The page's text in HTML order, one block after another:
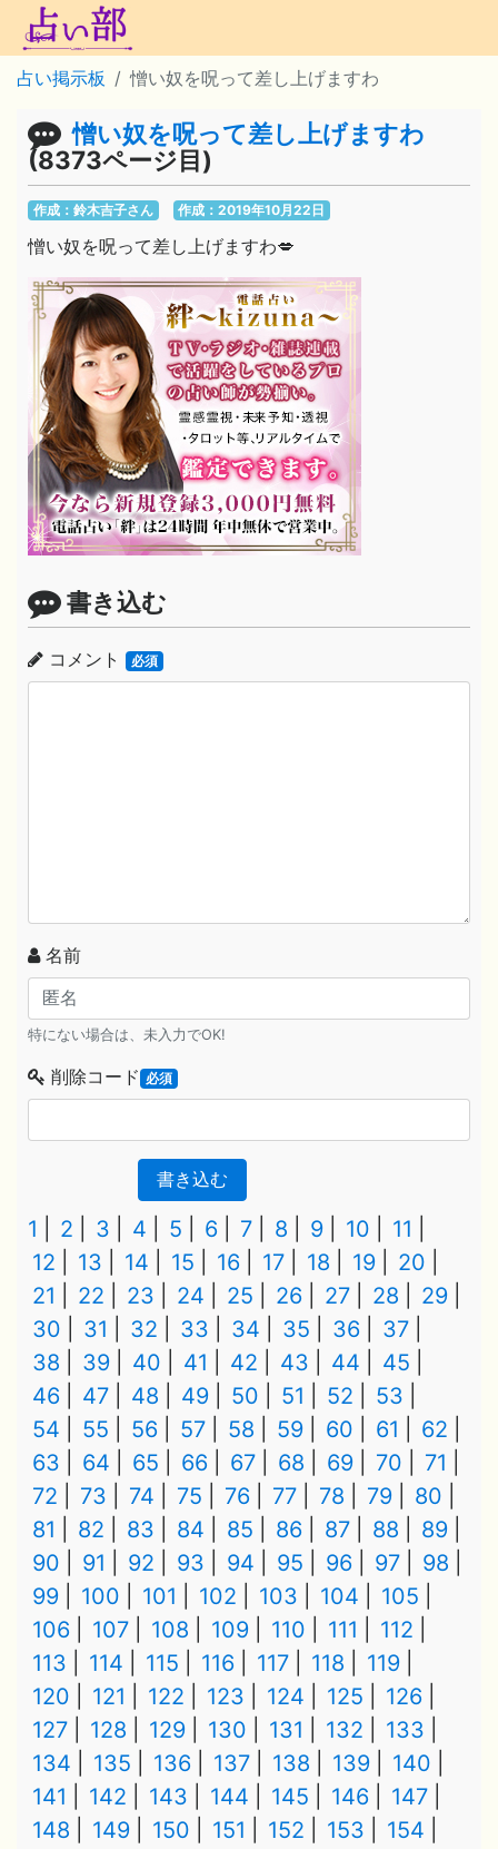
占い掲示板 憎い奴を呪って差し上げますわ
憎い奴を呪って差し上げますわ
(8373ページ目)
作成：鈴木吉子さん 作成：2019年10月22日
憎い奴を呪って差し上げますわ💋
書き込む
コメント 必須
名前
特にない場合は、未入力でOK!
削除コード 必須
書き込む
1 2 3 4 5 6 7 8 9 10
11
12
13 14 15 16 17 18 19
20
21
22 23 24 25 26 27 28
29
30
31 32 33 34 35 36
37
38
39 40 41 42 43 44
45
46
47 48 49 50 51 52
53
54
55 56 57 58 59 60 61
62
63
64 65 66 67 68 69 70
71
72
73 74 75 76 77 78 79
80
81
82 83 84 85 86 87 88
89
90
91 92 93 94 95 96 97
98
99
100 101 102 103 104
105
106
107 108 109 110 111
112
113
114 115 116 117 118
119
120
121 122 123 124 125
126
127
128 129 130 131 132
133
134
135 136 137 138 139
140
141
142 143 144 145 146
147
148
149 150 151 152 153
154